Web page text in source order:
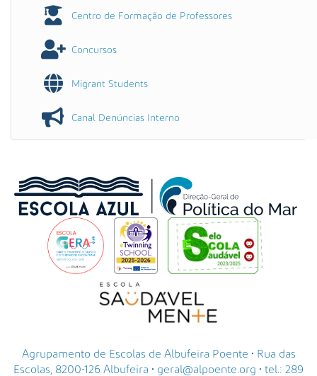
Centro de Formação de Professores
Concursos
Migrant Students
Canal Denúncias Interno
Agrupamento de Escolas de Albufeira Poente • Rua das
Escolas, 8200-126 Albufeira • geral@alpoente.org • tel.: 289